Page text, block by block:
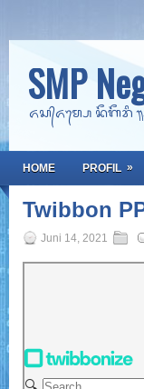
SMP
ᬏᬲ᭄ᬏᬫ᭄ᬧᬾ ᬦᭂᬕᭂᬭᬶ
HOME PROFIL »
Twibbon
Juni 14, 2021